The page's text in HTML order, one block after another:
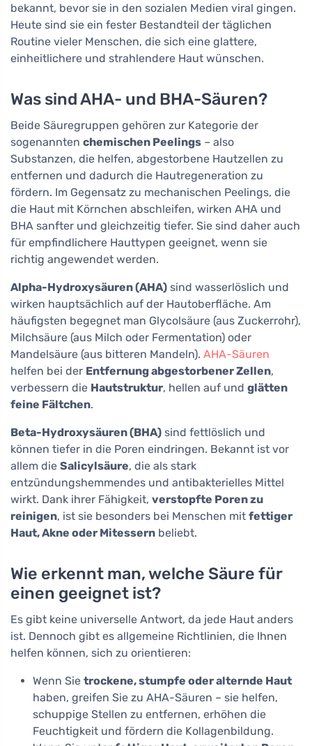
bekannt, bevor sie in den sozialen Medien viral gingen.
Heute sind sie ein fester Bestandteil der täglichen
Routine vieler Menschen, die sich eine glattere,
einheitlichere und strahlendere Haut wünschen.
Was sind AHA- und BHA-Säuren?
Beide Säuregruppen gehören zur Kategorie der
sogenannten chemischen Peelings – also
Substanzen, die helfen, abgestorbene Hautzellen zu
entfernen und dadurch die Hautregeneration zu
fördern. Im Gegensatz zu mechanischen Peelings, die
die Haut mit Körnchen abschleifen, wirken AHA und
BHA sanfter und gleichzeitig tiefer. Sie sind daher auch
für empfindlichere Hauttypen geeignet, wenn sie
richtig angewendet werden.
Alpha-Hydroxysäuren (AHA) sind wasserlöslich und
wirken hauptsächlich auf der Hautoberfläche. Am
häufigsten begegnet man Glycolsäure (aus Zuckerrohr),
Milchsäure (aus Milch oder Fermentation) oder
Mandelsäure (aus bitteren Mandeln). AHA-Säuren
helfen bei der Entfernung abgestorbener Zellen,
verbessern die Hautstruktur, hellen auf und glätten
feine Fältchen.
Beta-Hydroxysäuren (BHA) sind fettlöslich und
können tiefer in die Poren eindringen. Bekannt ist vor
allem die Salicylsäure, die als stark
entzündungshemmendes und antibakterielles Mittel
wirkt. Dank ihrer Fähigkeit, verstopfte Poren zu
reinigen, ist sie besonders bei Menschen mit fettiger
Haut, Akne oder Mitessern beliebt.
Wie erkennt man, welche Säure für
einen geeignet ist?
Es gibt keine universelle Antwort, da jede Haut anders
ist. Dennoch gibt es allgemeine Richtlinien, die Ihnen
helfen können, sich zu orientieren:
Wenn Sie trockene, stumpfe oder alternde Haut
haben, greifen Sie zu AHA-Säuren – sie helfen,
schuppige Stellen zu entfernen, erhöhen die
Feuchtigkeit und fördern die Kollagenbildung.